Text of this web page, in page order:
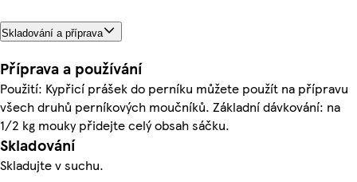
Skladování a příprava
Příprava a používání
Použití: Kypřicí prášek do perníku můžete použít na přípravu
všech druhů perníkových moučníků. Základní dávkování: na
1/2 kg mouky přidejte celý obsah sáčku.
Skladování
Skladujte v suchu.